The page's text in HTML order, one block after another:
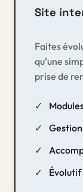
Site
Faites
qu'une
prise de
Évolutif